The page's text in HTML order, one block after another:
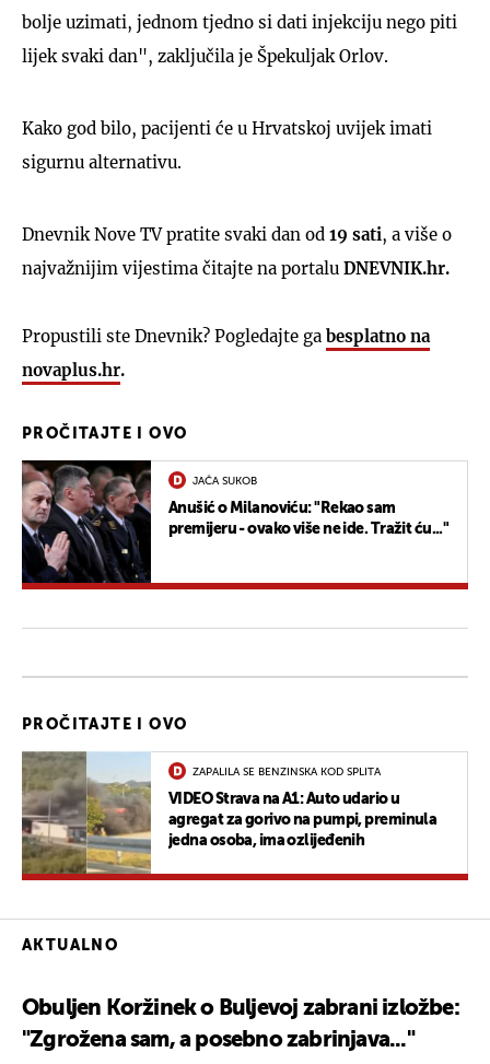
bolje uzimati, jednom tjedno si dati injekciju nego piti
lijek svaki dan", zaključila je Špekuljak Orlov.
Kako god bilo, pacijenti će u Hrvatskoj uvijek imati
sigurnu alternativu.
Dnevnik Nove TV pratite svaki dan od 19 sati, a više o
najvažnijim vijestima čitajte na portalu DNEVNIK.hr.
Propustili ste Dnevnik? Pogledajte ga besplatno na
novaplus.hr.
PROČITAJTE I OVO
JAČA SUKOB
Anušić o Milanoviću: "Rekao sam
premijeru - ovako više ne ide. Tražit ću..."
PROČITAJTE I OVO
ZAPALILA SE BENZINSKA KOD SPLITA
VIDEO Strava na A1: Auto udario u
agregat za gorivo na pumpi, preminula
jedna osoba, ima ozlijeđenih
AKTUALNO
Obuljen Koržinek o Buljevoj zabrani izložbe:
"Zgrožena sam, a posebno zabrinjava..."